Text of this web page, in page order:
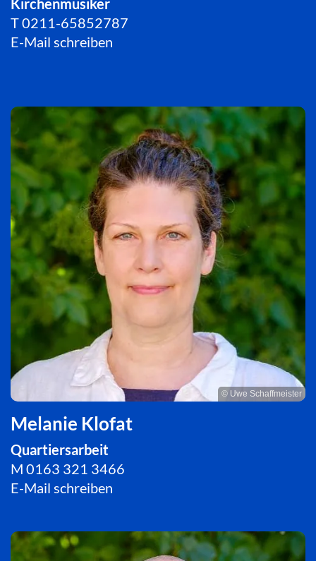
Kirchenmusiker
T0211-65852787
E-Mail schreiben
© Uwe Schaffmeister
Melanie Klofat
Quartiersarbeit
M 0163 321 3466
E-Mail schreiben